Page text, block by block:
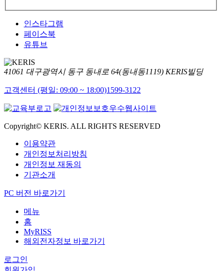
인스타그램
페이스북
유튜브
41061 대구광역시 동구 동내로 64(동내동1119) KERIS빌딩
고객센터 (평일: 09:00 ~ 18:00)1599-3122
Copyright© KERIS. ALL RIGHTS RESERVED
이용약관
개인정보처리방침
개인정보 재동의
기관소개
PC 버전 바로가기
메뉴
홈
MyRISS
해외전자정보 바로가기
로그인